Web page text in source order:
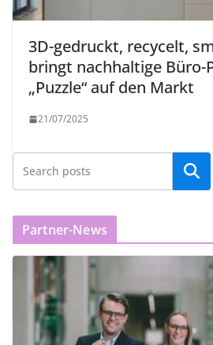
3D-gedruckt, recycelt,
bringt nachhaltige Büro-
„Puzzle“ auf den Markt
21/07/2025
Partner-News